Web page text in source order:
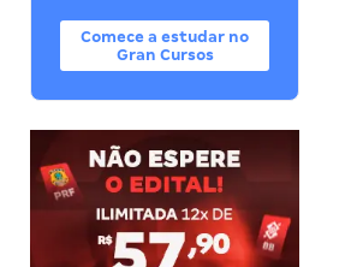
Comece a estudar no
Gran Cursos